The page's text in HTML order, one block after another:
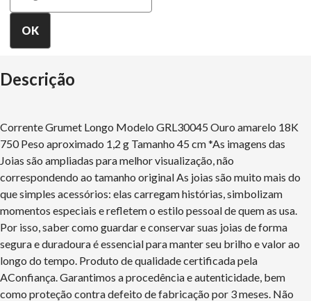
Descrição
Corrente Grumet Longo Modelo GRL30045 Ouro amarelo 18K
750 Peso aproximado 1,2 g Tamanho 45 cm *As imagens das
Joias são ampliadas para melhor visualização, não
correspondendo ao tamanho original As joias são muito mais do
que simples acessórios: elas carregam histórias, simbolizam
momentos especiais e refletem o estilo pessoal de quem as usa.
Por isso, saber como guardar e conservar suas joias de forma
segura e duradoura é essencial para manter seu brilho e valor ao
longo do tempo. Produto de qualidade certificada pela
AConfiança. Garantimos a procedência e autenticidade, bem
como proteção contra defeito de fabricação por 3 meses. Não